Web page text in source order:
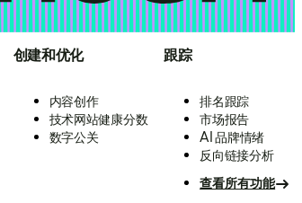
创建和优化
内容创作
技术网站健康分数
数字公关
跟踪
排名跟踪
市场报告
AI 品牌情绪
反向链接分析
查看所有功能